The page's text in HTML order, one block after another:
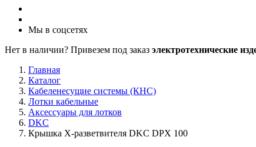
Мы в соцсетях
Нет в наличии? Привезем под заказ электротехнические
Главная
Каталог
Кабеленесущие системы (КНС)
Лотки кабельные
Аксессуары для лотков
DKC
Крышка Х-разветвителя DKC DPX 100